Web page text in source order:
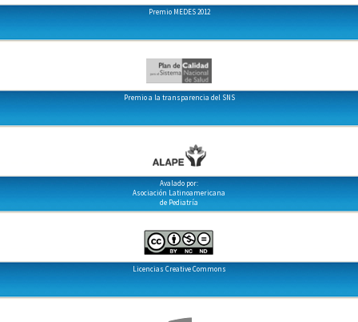
Premio MEDES 2012
Premio a la transparencia del SNS
Avalado por:
Asociación Latinoamericana
de Pediatría
Licencias Creative Commons